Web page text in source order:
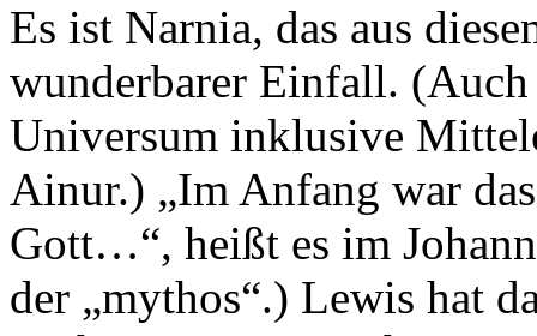
Es ist Narnia, das aus
wunderbarer Einfall.
Universum inklusive
Ainur.) „Im Anfang war
Gott…“, heißt es im
der „mythos“.) Lewis hat